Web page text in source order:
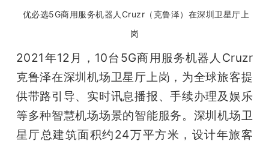
优必选5G商用服务机器人Cruzr（克鲁泽）在深圳卫星厅上
岗
2021年12月，10台5G商用服务机器人Cruzr
克鲁泽在深圳机场卫星厅上岗，为全球旅客提
供带路引导、实时讯息播报、手续办理及娱乐
等多种智慧机场场景的智能服务。深圳机场卫
星厅总建筑面积约24万平方米，设计年旅客